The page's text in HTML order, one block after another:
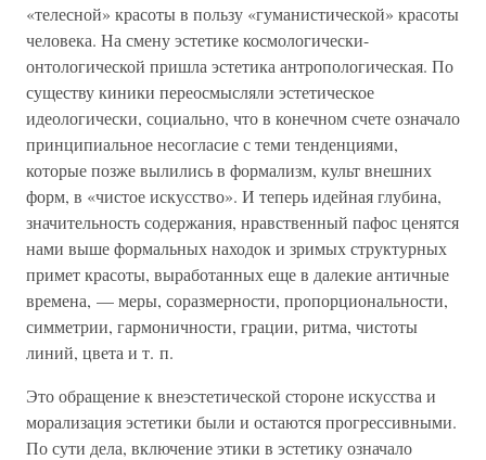
«телесной» красоты в пользу «гуманистической» красоты
человека. На смену эстетике космологически-
онтологической пришла эстетика антропологическая. По
существу киники переосмысляли эстетическое
идеологически, социально, что в конечном счете означало
принципиальное несогласие с теми тенденциями,
которые позже вылились в формализм, культ внешних
форм, в «чистое искусство». И теперь идейная глубина,
значительность содержания, нравственный пафос ценятся
нами выше формальных находок и зримых структурных
примет красоты, выработанных еще в далекие античные
времена, — меры, соразмерности, пропорциональности,
симметрии, гармоничности, грации, ритма, чистоты
линий, цвета и т. п.
Это обращение к внеэстетической стороне искусства и
морализация эстетики были и остаются прогрессивными.
По сути дела, включение этики в эстетику означало